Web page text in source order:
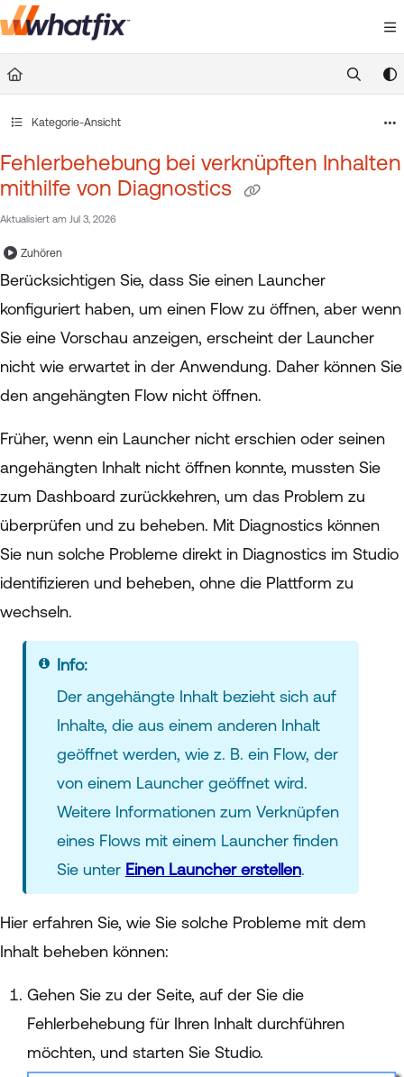
Documentation Index
Fetch the complete documentation index at:
https://
Kategorie-Ansicht
Fehlerbehebung bei verknüpften Inhalten
mithilfe von Diagnostics
Aktualisiert am Jul 3, 2026
Zuhören
Berücksichtigen Sie, dass Sie einen Launcher
konfiguriert haben, um einen Flow zu öffnen, aber wenn
Sie eine Vorschau anzeigen, erscheint der Launcher
nicht wie erwartet in der Anwendung. Daher können Sie
den angehängten Flow nicht öffnen.
Früher, wenn ein Launcher nicht erschien oder seinen
angehängten Inhalt nicht öffnen konnte, mussten Sie
zum Dashboard zurückkehren, um das Problem zu
überprüfen und zu beheben. Mit Diagnostics können
Sie nun solche Probleme direkt in Diagnostics im Studio
identifizieren und beheben, ohne die Plattform zu
wechseln.
Info:
Der angehängte Inhalt bezieht sich auf
Inhalte, die aus einem anderen Inhalt
geöffnet werden, wie z. B. ein Flow, der
von einem Launcher geöffnet wird.
Weitere Informationen zum Verknüpfen
eines Flows mit einem Launcher finden
Sie unter Einen Launcher erstellen.
Hier erfahren Sie, wie Sie solche Probleme mit dem
Inhalt beheben können:
Gehen Sie zu der Seite, auf der Sie die
Fehlerbehebung für Ihren Inhalt durchführen
möchten, und starten Sie Studio.